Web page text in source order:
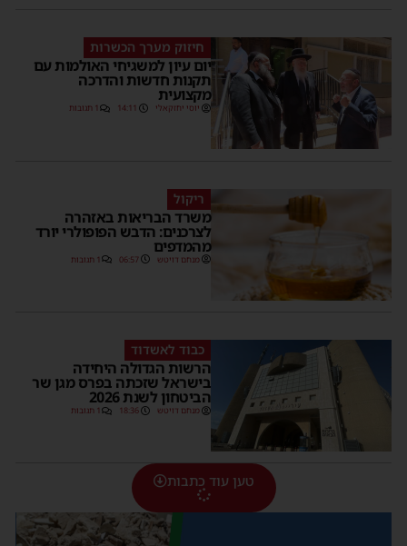
חיזוק מערך הכשרות
יום עיון למשגיחי האולמות עם
תקנות חדשות והדרכה
מקצועית
יוסי יחזקאלי 14:11 1 תגובות
ריקול
משרד הבריאות באזהרה
לצרכנים: הדבש הפופולרי יורד
מהמדפים
מנחם דויטש 06:57 1 תגובות
כבוד לאשדוד
הרשות הגדולה היחידה
בישראל שזכתה בפרס מגן שר
הביטחון לשנת 2026
מנחם דויטש 18:36 1 תגובות
טען עוד כתבות